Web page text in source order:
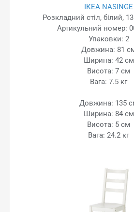
ІКЕА NASINGE
Розкладний стіл, білий,
Артикульний номер:
Упаковки: 2
Довжина: 81
Ширина: 42 см
Висота: 7 см
Вага: 7.5 кг
Довжина: 135
Ширина: 84 см
Висота: 5 см
Вага: 24.2 кг